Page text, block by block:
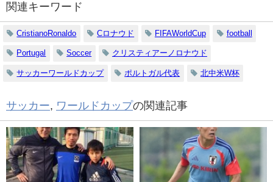
関連キーワード
CristianoRonaldo Cロナウド FIFAWorldCup football
Portugal Soccer クリスティアーノロナウド
サッカーワールドカップ ポルトガル代表 北中米W杯
サッカー, ワールドカップの関連記事